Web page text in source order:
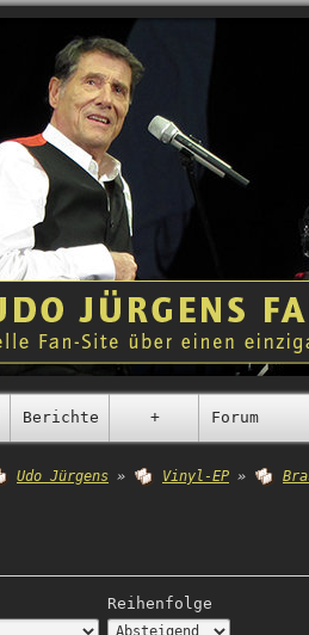
Berichte + Forum
Udo Jürgens » Vinyl-EP »
Reihenfolge